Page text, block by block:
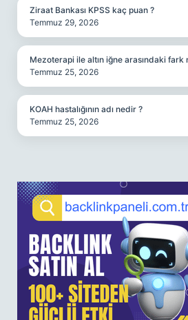
Ziraat Bankası KPSS kaç puan ?
Temmuz 29, 2026
Mezoterapi ile altın iğne arasındaki fark
Temmuz 25, 2026
KOAH hastalığının adı nedir ?
Temmuz 25, 2026